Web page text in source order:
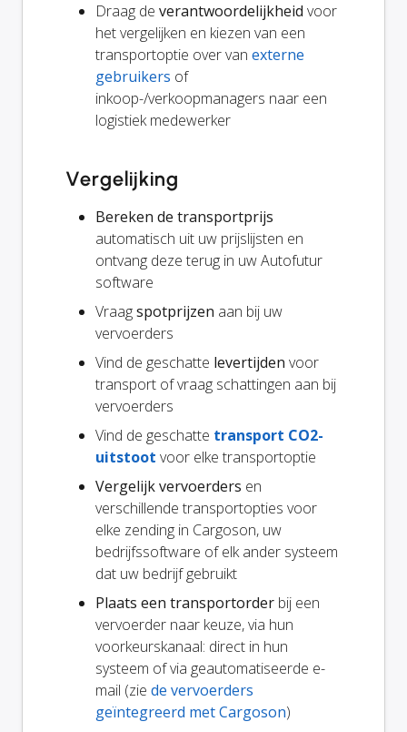
Draag de verantwoordelijkheid voor
het vergelijken en kiezen van een
transportoptie over van externe
gebruikers of
inkoop-/verkoopmanagers naar een
logistiek medewerker
Vergelijking
Bereken de transportprijs
automatisch uit uw prijslijsten en
ontvang deze terug in uw Autofutur
software
Vraagspotprijzen aan bij uw
vervoerders
Vind de geschatte levertijden voor
transport of vraag schattingen aan bij
vervoerders
Vind de geschatte transport CO2-
uitstoot voor elke transportoptie
Vergelijk vervoerders en
verschillende transportopties voor
elke zending in Cargoson, uw
bedrijfssoftware of elk ander systeem
dat uw bedrijf gebruikt
Plaats een transportorder bij een
vervoerder naar keuze, via hun
voorkeurskanaal: direct in hun
systeem of via geautomatiseerde e-
mail (zie de vervoerders
geïntegreerd met Cargoson)